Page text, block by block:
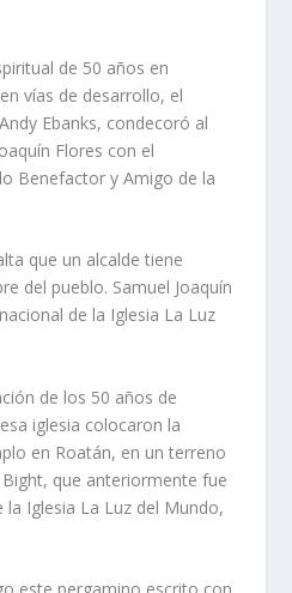
de 50 años en
vías de desarrollo, el
Ebanks, condecoró al
Flores con el
Benefactor y Amigo de la
que un alcalde tiene
del pueblo. Samuel Joaquín
de la Iglesia La Luz
de los 50 años de
iglesia colocaron la
en Roatán, en un terreno
que anteriormente fue
Iglesia La Luz del Mundo,